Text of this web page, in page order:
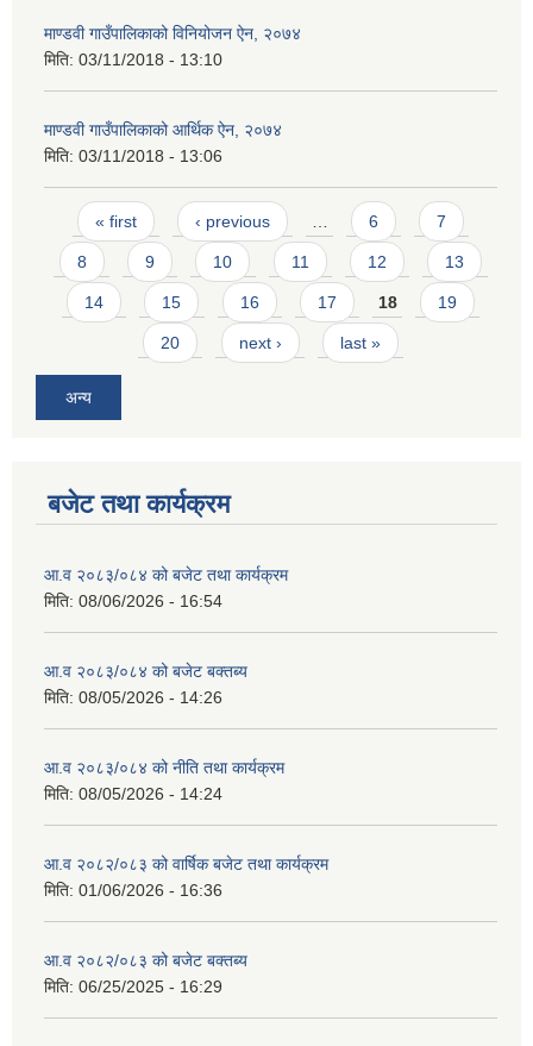
माण्डवी गाउँपालिकाको विनियोजन ऐन, २०७४
मिति: 03/11/2018 - 13:10
माण्डवी गाउँपालिकाको आर्थिक ऐन, २०७४
मिति: 03/11/2018 - 13:06
Pages
« first ‹ previous 6 7
8 9 10 11 12 13
14 15 16 17 18 19
20 next › last »
अन्य
बजेट तथा कार्यक्रम
आ.व २०८३/०८४ को बजेट तथा कार्यक्रम
मिति: 08/06/2026 - 16:54
आ.व २०८३/०८४ को बजेट बक्तब्य
मिति: 08/05/2026 - 14:26
आ.व २०८३/०८४ को नीति तथा कार्यक्रम
मिति: 08/05/2026 - 14:24
आ.व २०८२/०८३ को वार्षिक बजेट तथा कार्यक्रम
मिति: 01/06/2026 - 16:36
आ.व २०८२/०८३ को बजेट बक्तब्य
मिति: 06/25/2025 - 16:29